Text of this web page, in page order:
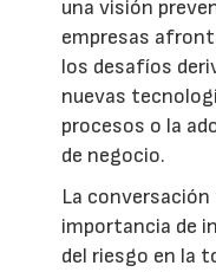
una visión
empresas
los desafíos
nuevas
procesos o la
de negocio.
La
importancia de
del riesgo en la